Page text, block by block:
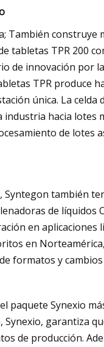
También construye
tabletas TPR 200
de innovación por
TPR produce
única. La celda
hacia lotes
de lotes
Syntegon también
de líquidos
en
en
formatos y
paquete Synexio
garantiza
de producción.